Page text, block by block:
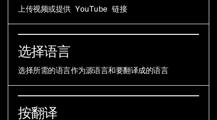
上传视频或提供 YouTube 链接
选择语言
选择所需的语言作为源语言和要翻译成的语言
按翻译